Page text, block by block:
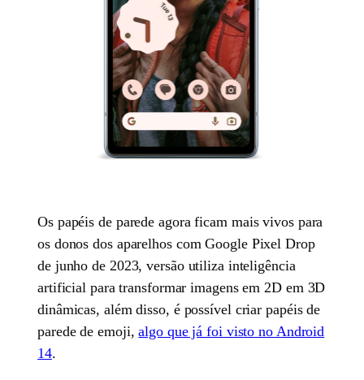
Os papéis de parede agora ficam mais vivos para
os donos dos aparelhos com Google Pixel Drop
de junho de 2023, versão utiliza inteligência
artificial para transformar imagens em 2D em 3D
dinâmicas, além disso, é possível criar papéis de
parede de emoji,algo que já foi visto no Android
14.